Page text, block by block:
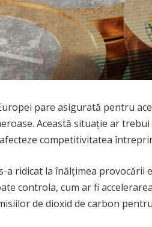
pare asigurată pentru
Această situație ar
competitivitatea
a ridicat la înălțimea
controla, cum ar fi
de dioxid de carbon